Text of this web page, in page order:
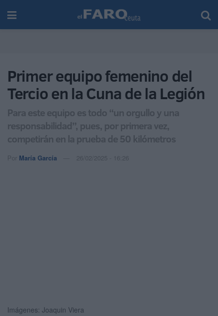
Primer equipo femenino del
Tercio en la Cuna de la Legión
Para este equipo es todo “un orgullo y una
responsabilidad”, pues, por primera vez,
competirán en la prueba de 50 kilómetros
Por María García 26/02/2025 - 16:26
Imágenes: Joaquin Viera